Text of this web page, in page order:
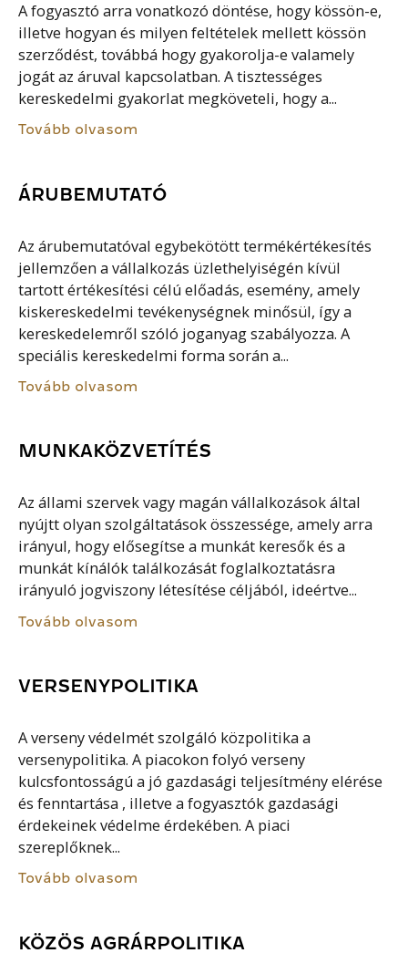
A fogyasztó arra vonatkozó döntése, hogy kössön-e,
illetve hogyan és milyen feltételek mellett kössön
szerződést, továbbá hogy gyakorolja-e valamely
jogát az áruval kapcsolatban. A tisztességes
kereskedelmi gyakorlat megköveteli, hogy a...
Tovább olvasom
ÁRUBEMUTATÓ
Az árubemutatóval egybekötött termékértékesítés
jellemzően a vállalkozás üzlethelyiségén kívül
tartott értékesítési célú előadás, esemény, amely
kiskereskedelmi tevékenységnek minősül, így a
kereskedelemről szóló joganyag szabályozza. A
speciális kereskedelmi forma során a...
Tovább olvasom
MUNKAKÖZVETÍTÉS
Az állami szervek vagy magán vállalkozások által
nyújtt olyan szolgáltatások összessége, amely arra
irányul, hogy elősegítse a munkát keresők és a
munkát kínálók találkozását foglalkoztatásra
irányuló jogviszony létesítése céljából, ideértve...
Tovább olvasom
VERSENYPOLITIKA
A verseny védelmét szolgáló közpolitika a
versenypolitika. A piacokon folyó verseny
kulcsfontosságú a jó gazdasági teljesítmény elérése
és fenntartása , illetve a fogyasztók gazdasági
érdekeinek védelme érdekében. A piaci
szereplőknek...
Tovább olvasom
KÖZÖS AGRÁRPOLITIKA